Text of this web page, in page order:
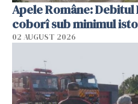
Apele Române:
coborî sub minimul
02 AUGUST 2026